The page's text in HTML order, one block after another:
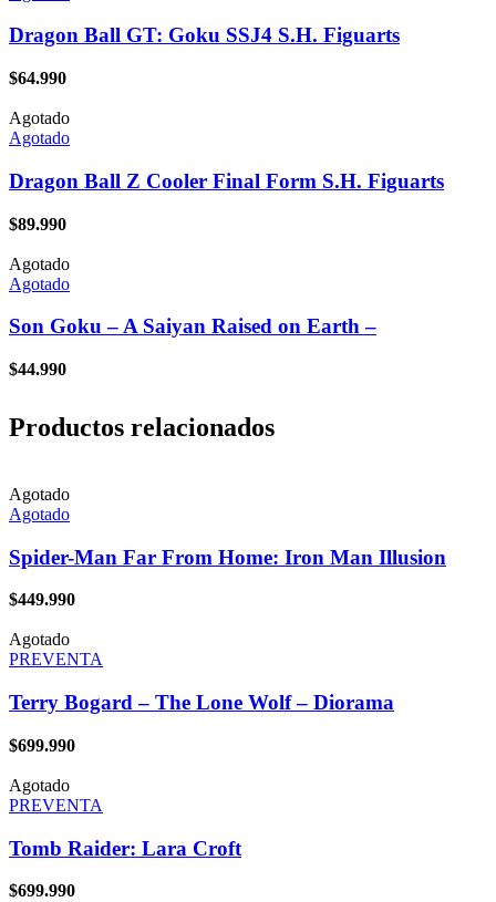
Dragon Ball GT: Goku SSJ4 S.H. Figuarts
$64.990
Agotado
Agotado
Dragon Ball Z Cooler Final Form S.H. Figuarts
$89.990
Agotado
Agotado
Son Goku – A Saiyan Raised on Earth –
$44.990
Productos relacionados
Agotado
Agotado
Spider-Man Far From Home: Iron Man Illusion
$449.990
Agotado
PREVENTA
Terry Bogard – The Lone Wolf – Diorama
$699.990
Agotado
PREVENTA
Tomb Raider: Lara Croft
$699.990